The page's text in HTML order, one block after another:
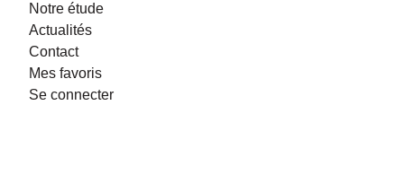
Notre étude
Actualités
Contact
Mes favoris
Se connecter